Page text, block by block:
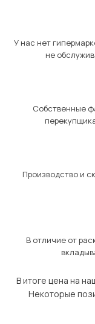
У нас нет
не
Собственные
Производство и
В отличие от
В итоге цена на
Некоторые